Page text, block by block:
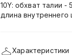
10Y: обхват талии
длина внутреннего
Характеристики